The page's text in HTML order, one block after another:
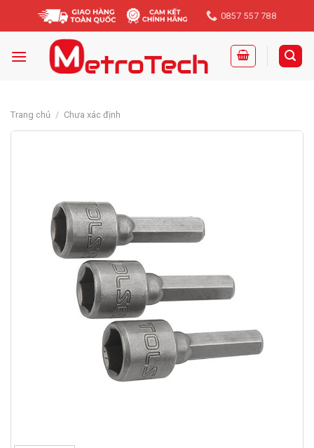
0857 557 788
Trang chủ / Chưa xác định